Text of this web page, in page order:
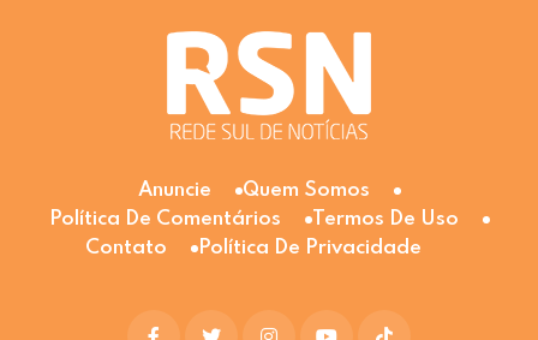
Anuncie
Quem Somos
Política De Comentários
Termos De Uso
Contato
Política De Privacidade